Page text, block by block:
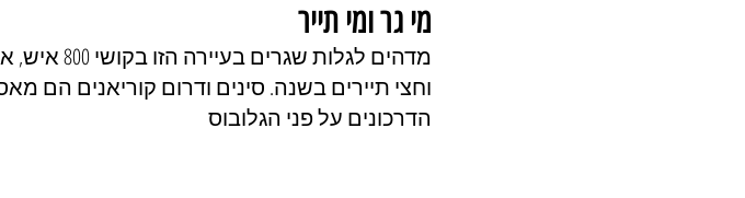
מי גר ומי תייר
מדהים
וחצי תיירים בשנה. סינים ודרום קוריאנים הם
הדרכונים על פני הגלובוס